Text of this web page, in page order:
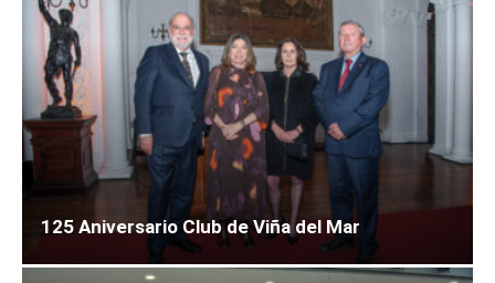
125 Aniversario Club de Viña del Mar